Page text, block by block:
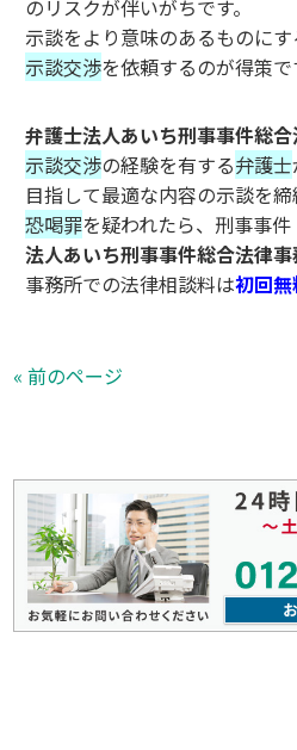
のリスクが伴いがちです。
示談をより意味のあるものに
示談交渉を依頼するのが得策で
弁護士法人あいち刑事事件総
示談交渉の経験を有する弁護士
目指して最適な内容の示談を締
恐喝罪を疑われたら、刑事事
法人あいち刑事事件総合法律
事務所での法律相談料は初回
« 前のページ